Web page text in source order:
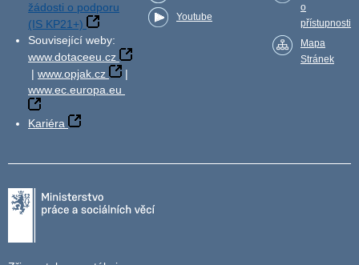
žádosti o podporu
(IS KP21+)
Související weby:
www.dotaceeu.cz
| www.opjak.cz
|
www.ec.europa.eu
Kariéra
Youtube
o
přístupnosti
Mapa
Stránek